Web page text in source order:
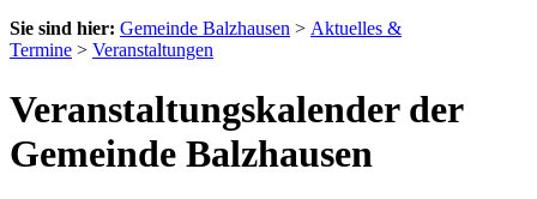
Sie sind hier: Gemeinde Balzhausen > Aktuelles &
Termine > Veranstaltungen
Veranstaltungskalender der
Gemeinde Balzhausen